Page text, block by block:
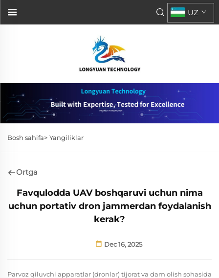
UZ
Bosh sahifa> Yangiliklar
Ortga
Favqulodda UAV boshqaruvi uchun nima
uchun portativ dron jammerdan foydalanish
kerak?
Dec 16, 2025
Parvoz qiluvchi apparatlar (dronlar) tijorat va dam olish sohasida